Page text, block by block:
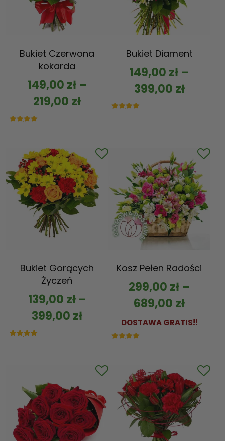
Bukiet Czerwona
kokarda
149,00 zł–
219,00 zł
Bukiet Diament
149,00 zł –
399,00 zł
Bukiet Gorących
Życzeń
139,00 zł–
399,00 zł
Kosz Pełen Radości
299,00 zł –
689,00 zł
DOSTAWA GRATIS!!